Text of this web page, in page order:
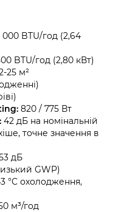
000 BTU/год (2,64
BTU/год (2,80 кВт)
25 м²
820 / 775 Вт
42 дБ на номінальній
точне значення в
дБ
GWP)
°C охолодження,
м³/год